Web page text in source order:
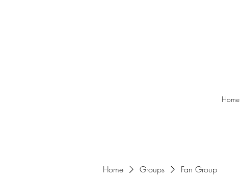
Home
Home Groups Fan Group